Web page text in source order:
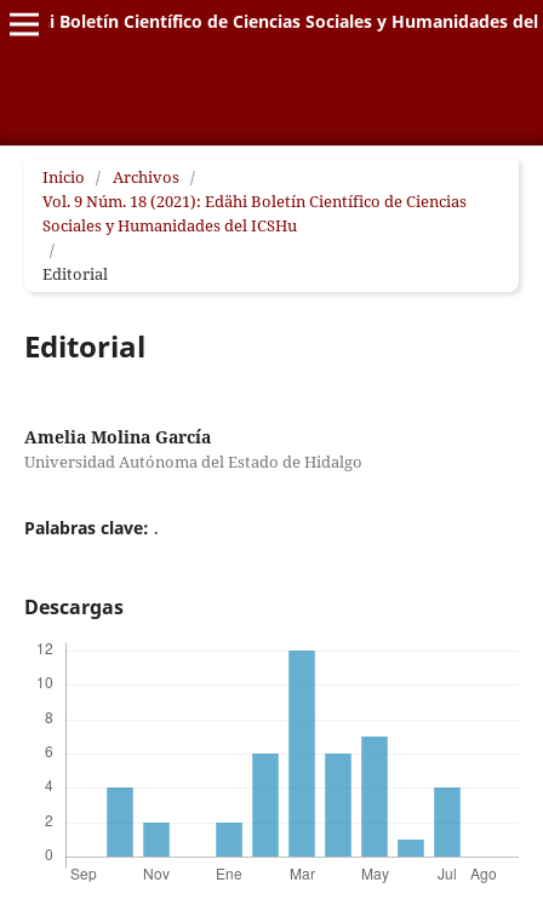
Edähi Boletín Científico de Ciencias Sociales y Humanidades del
Inicio / Archivos /
Vol. 9 Núm. 18 (2021): Edähi Boletín Científico de Ciencias
Sociales y Humanidades del ICSHu
/
Editorial
Editorial
Amelia Molina García
Universidad Autónoma del Estado de Hidalgo
Palabras clave: .
Descargas